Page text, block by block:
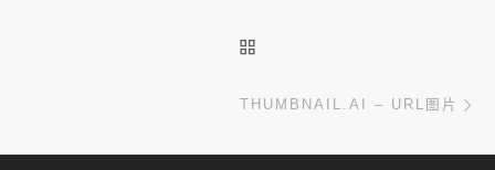
THUMBNAIL.AI – URL图片